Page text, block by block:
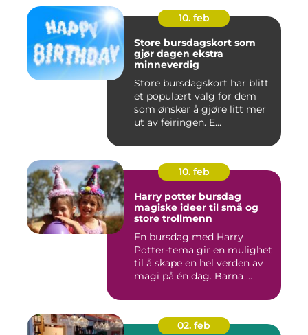
10. feb
Store bursdagskort som
gjør dagen ekstra
minneverdig
Store bursdagskort har blitt
et populært valg for dem
som ønsker å gjøre litt mer
ut av feiringen. E...
10. feb
Harry potter bursdag
magiske ideer til små og
store trollmenn
En bursdag med Harry
Potter-tema gir en mulighet
til å skape en hel verden av
magi på én dag. Barna ...
02. feb